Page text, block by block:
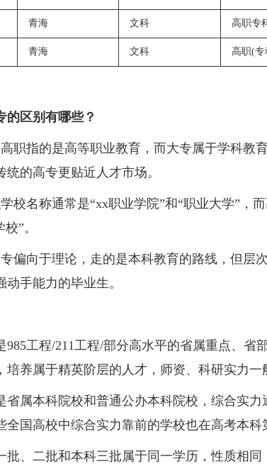
青海 文科 高职专
青海 文科 高职(
区别有哪些？
指的是高等职业教育，而大专属于学科教
的高专更贴近人才市场。
名称通常是“xx职业学院”和“职业大学”，
”。
向于理论，走的是本科教育的路线，但层
手能力的毕业生。
工程/211工程/部分高水平的省属重点、省
培养属于精英阶层的人才，师资、科研实力一
属本科院校和普通公办本科院校，综合实力
全国高校中综合实力靠前的学校也在高考本科
、二批和本科三批属于同一学历，性质相同